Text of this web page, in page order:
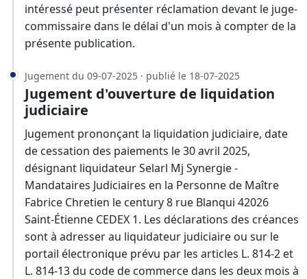
intéressé peut présenter réclamation devant le juge-
commissaire dans le délai d'un mois à compter de la
présente publication.
Jugement du 09-07-2025 · publié le 18-07-2025
Jugement d'ouverture de liquidation
judiciaire
Jugement prononçant la liquidation judiciaire, date
de cessation des paiements le 30 avril 2025,
désignant liquidateur Selarl Mj Synergie -
Mandataires Judiciaires en la Personne de Maître
Fabrice Chretien le century 8 rue Blanqui 42026
Saint-Étienne CEDEX 1. Les déclarations des créances
sont à adresser au liquidateur judiciaire ou sur le
portail électronique prévu par les articles L. 814-2 et
L. 814-13 du code de commerce dans les deux mois à